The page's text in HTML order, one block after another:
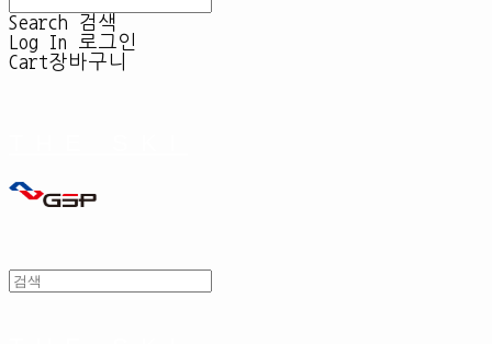
Search
검색
Log In
로그인
Cart장바구니